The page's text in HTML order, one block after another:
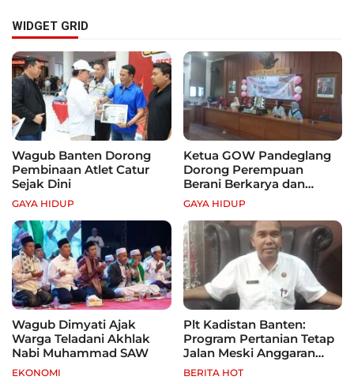
WIDGET GRID
Wagub Banten Dorong
Pembinaan Atlet Catur
Sejak Dini
GAYA HIDUP
Ketua GOW Pandeglang
Dorong Perempuan
Berani Berkarya dan
Mandiri
GAYA HIDUP
Wagub Dimyati Ajak
Warga Teladani Akhlak
Nabi Muhammad SAW
EKONOMI
Plt Kadistan Banten:
Program Pertanian Tetap
Jalan Meski Anggaran
Terbatas, Fokus Jagung
BERITA HOT